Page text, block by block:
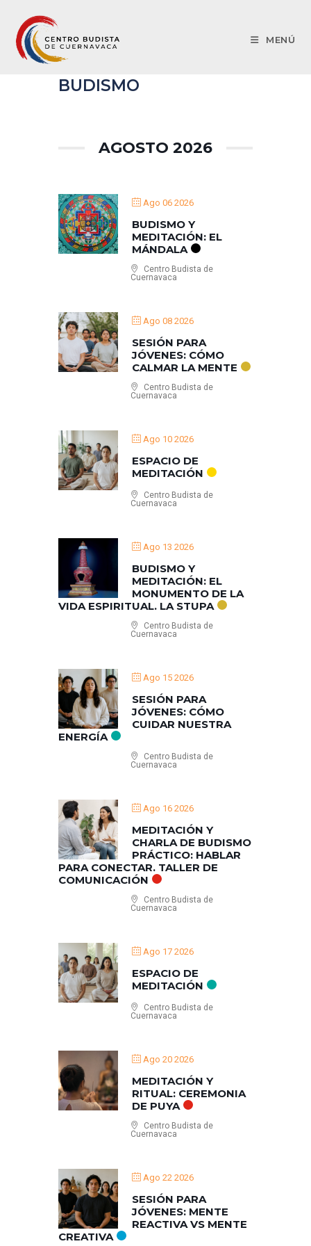
MENÚ
BUDISMO
AGOSTO 2026
Ago 06 2026
BUDISMO Y
MEDITACIÓN: EL
MÁNDALA
Centro Budista de
Cuernavaca
Ago 08 2026
SESIÓN PARA
JÓVENES: CÓMO
CALMAR LA MENTE
Centro Budista de
Cuernavaca
Ago 10 2026
ESPACIO DE
MEDITACIÓN
Centro Budista de
Cuernavaca
Ago 13 2026
BUDISMO Y
MEDITACIÓN: EL
MONUMENTO DE LA
VIDA ESPIRITUAL. LA STUPA
Centro Budista de
Cuernavaca
Ago 15 2026
SESIÓN PARA
JÓVENES: CÓMO
CUIDAR NUESTRA
ENERGÍA
Centro Budista de
Cuernavaca
Ago 16 2026
MEDITACIÓN Y
CHARLA DE BUDISMO
PRÁCTICO: HABLAR
PARA CONECTAR. TALLER DE
COMUNICACIÓN
Centro Budista de
Cuernavaca
Ago 17 2026
ESPACIO DE
MEDITACIÓN
Centro Budista de
Cuernavaca
Ago 20 2026
MEDITACIÓN Y
RITUAL: CEREMONIA
DE PUYA
Centro Budista de
Cuernavaca
Ago 22 2026
SESIÓN PARA
JÓVENES: MENTE
REACTIVA VS MENTE
CREATIVA